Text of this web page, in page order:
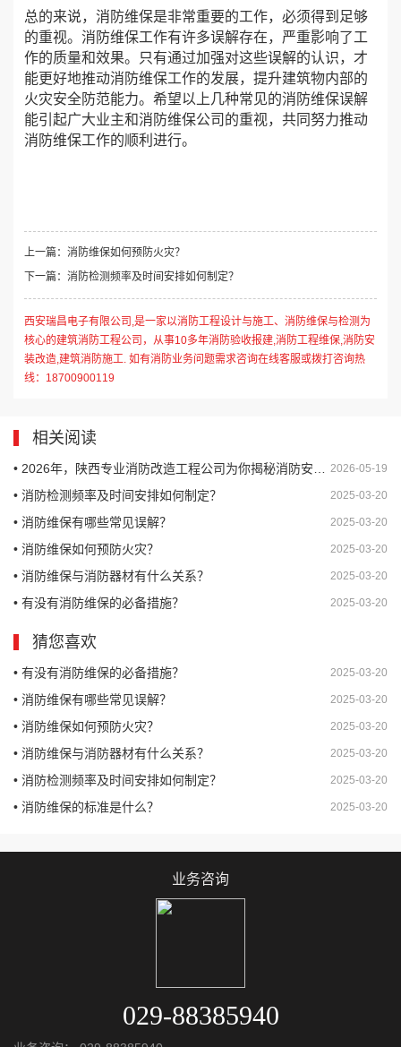
总的来说，消防维保是非常重要的工作，必须得到足够
的重视。消防维保工作有许多误解存在，严重影响了工
作的质量和效果。只有通过加强对这些误解的认识，才
能更好地推动消防维保工作的发展，提升建筑物内部的
火灾安全防范能力。希望以上几种常见的消防维保误解
能引起广大业主和消防维保公司的重视，共同努力推动
消防维保工作的顺利进行。
上一篇：消防维保如何预防火灾？
下一篇：消防检测频率及时间安排如何制定？
西安瑞昌电子有限公司,是一家以消防工程设计与施工、消防维保与检测为
核心的建筑消防工程公司，从事10多年消防验收报建,消防工程维保,消防安
装改造,建筑消防施工. 如有消防业务问题需求咨询在线客服或拨打咨询热
线：18700900119
相关阅读
2026-05-19
• 2026年，陕西专业消防改造工程公司为你揭秘消防安全一站式服务难题
2025-03-20
• 消防检测频率及时间安排如何制定？
2025-03-20
• 消防维保有哪些常见误解？
2025-03-20
• 消防维保如何预防火灾？
2025-03-20
• 消防维保与消防器材有什么关系？
2025-03-20
• 有没有消防维保的必备措施？
猜您喜欢
2025-03-20
• 有没有消防维保的必备措施？
2025-03-20
• 消防维保有哪些常见误解？
2025-03-20
• 消防维保如何预防火灾？
2025-03-20
• 消防维保与消防器材有什么关系？
2025-03-20
• 消防检测频率及时间安排如何制定？
2025-03-20
• 消防维保的标准是什么？
业务咨询
029-88385940